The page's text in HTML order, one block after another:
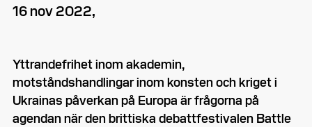
16 nov 2022,
Yttrandefrihet inom akademin,
motståndshandlingar inom konsten och kriget i
Ukrainas påverkan på Europa är frågorna på
agendan när den brittiska debattfestivalen Battle